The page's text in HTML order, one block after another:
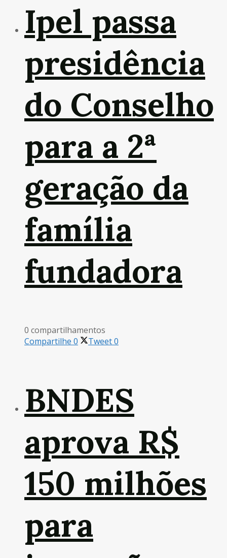
Ipel passa
presidência
do Conselho
para a 2ª
geração da
família
fundadora
0 compartilhamentos
Compartilhe 0 Tweet0
BNDES
aprova R$
150 milhões
para